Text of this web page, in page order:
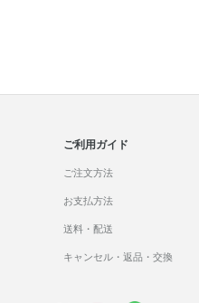
ご利用ガイド
ご注文方法
お支払方法
送料・配送
キャンセル・返品・交換